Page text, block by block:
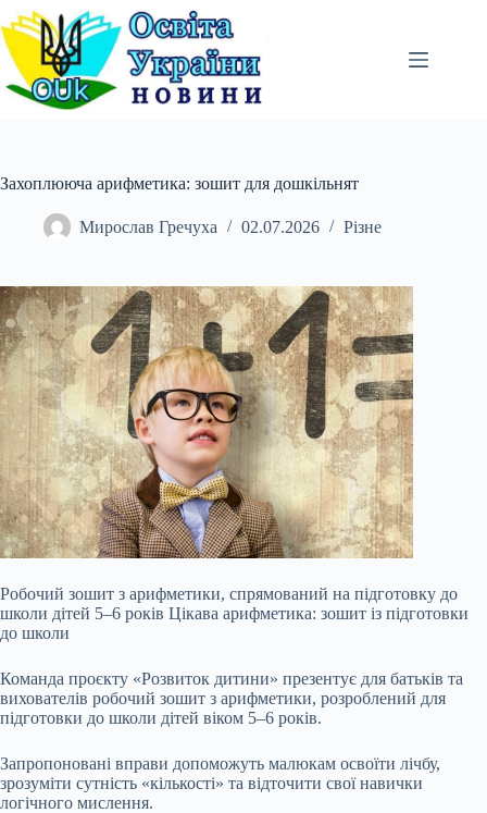
Перейти
до
вмісту
Захоплююча арифметика: зошит для дошкільнят
Мирослав Гречуха 02.07.2026 Різне
Робочий зошит з арифметики, спрямований на підготовку до
школи дітей 5–6 років Цікава арифметика: зошит із підготовки
до школи
Команда проєкту «Розвиток дитини» презентує для батьків та
вихователів робочий зошит з арифметики, розроблений для
підготовки до школи дітей віком 5–6 років.
Запропоновані вправи допоможуть малюкам освоїти лічбу,
зрозуміти сутність «кількості» та відточити свої навички
логічного мислення.